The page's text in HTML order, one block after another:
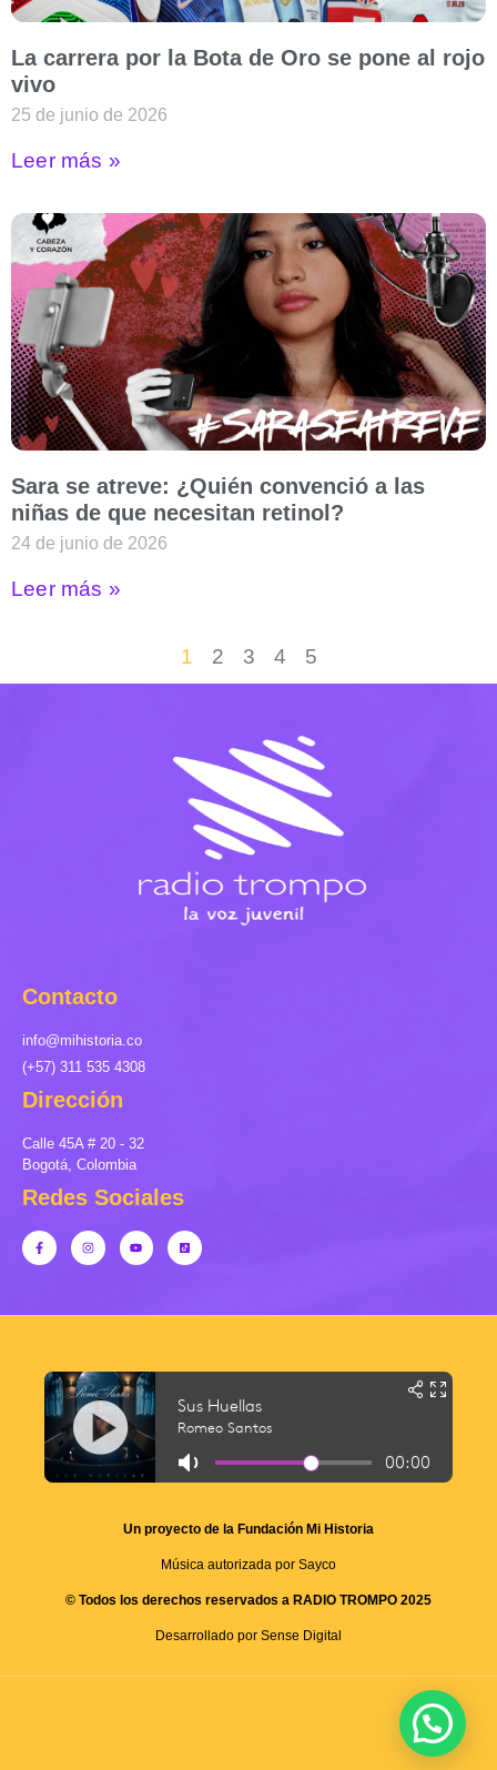
La carrera por la Bota de Oro se pone al rojo
vivo
25 de junio de 2026
Leer más »
Sara se atreve: ¿Quién convenció a las
niñas de que necesitan retinol?
24 de junio de 2026
Leer más »
1 2 3 4 5
Contacto
info@mihistoria.co
(+57) 311 535 4308
Dirección
Calle 45A # 20 - 32
Bogotá, Colombia
Redes Sociales
Un proyecto de la Fundación Mi Historia
Música autorizada por Sayco
© Todos los derechos reservados a RADIO TROMPO 2025
Desarrollado por Sense Digital